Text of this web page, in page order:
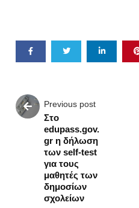
Previous post
Στο
edupass.gov.
gr η δήλωση
των self-test
για τους
μαθητές των
δημοσίων
σχολείων